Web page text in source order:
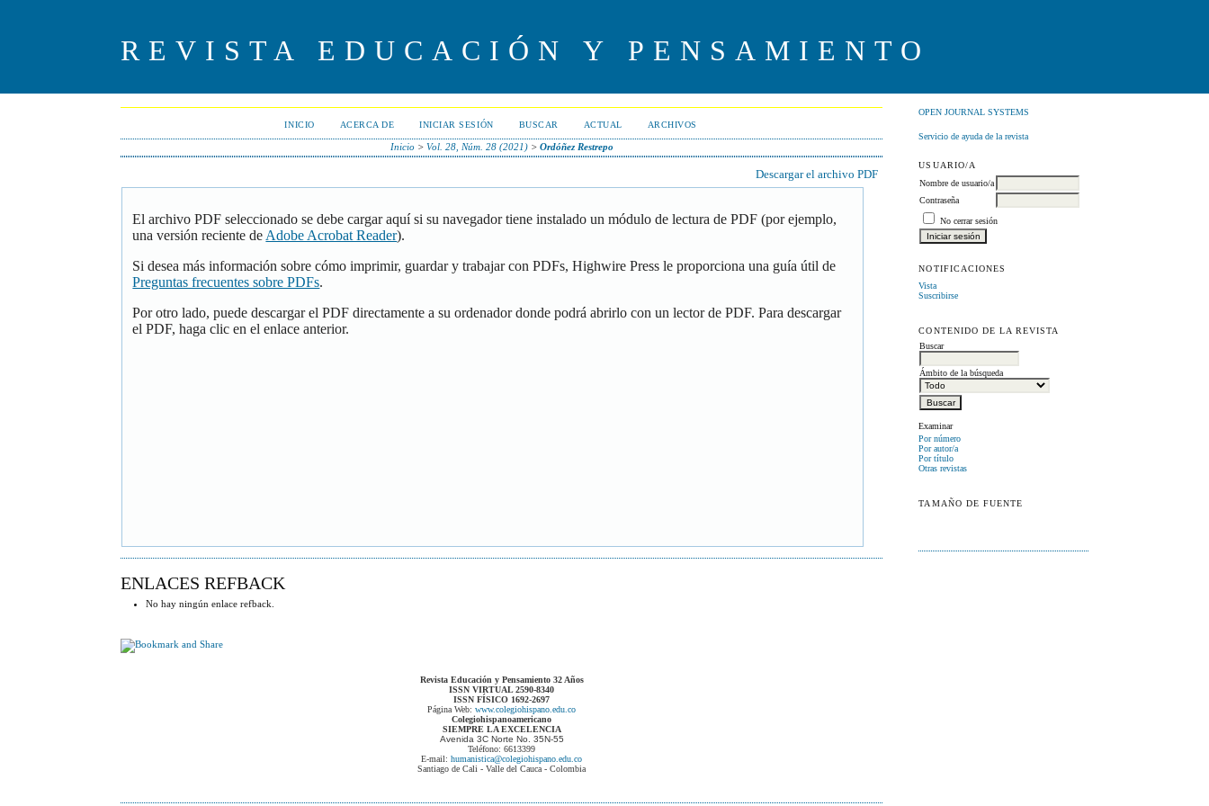
REVISTA EDUCACIÓN Y PENSAMIENTO
OPEN JOURNAL SYSTEMS
Servicio de ayuda de la revista
USUARIO/A
Nombre de usuario/a
Contraseña
No cerrar sesión
NOTIFICACIONES
Vista
Suscribirse
CONTENIDO DE LA REVISTA
Buscar
Ámbito de la búsqueda
Examinar
Por número
Por autor/a
Por título
Otras revistas
TAMAÑO DE FUENTE
INICIO ACERCA DE INICIAR SESIÓN BUSCAR ACTUAL ARCHIVOS
Inicio> Vol. 28, Núm. 28 (2021)> Ordóñez Restrepo
Descargar el archivo PDF
El archivo PDF seleccionado se debe cargar aquí si su navegador tiene instalado un módulo de lectura de PDF (por ejemplo,
una versión reciente de Adobe Acrobat Reader).
Si desea más información sobre cómo imprimir, guardar y trabajar con PDFs, Highwire Press le proporciona una guía útil de
Preguntas frecuentes sobre PDFs.
Por otro lado, puede descargar el PDF directamente a su ordenador donde podrá abrirlo con un lector de PDF. Para descargar
el PDF, haga clic en el enlace anterior.
ENLACES REFBACK
No hay ningún enlace refback.
Revista Educación y Pensamiento 32 Años
ISSN VIRTUAL 2590-8340
ISSN FÍSICO 1692-2697
Página Web:www.colegiohispano.edu.co
Colegiohispanoamericano
SIEMPRE LA EXCELENCIA
Avenida 3C Norte No. 35N-55
Teléfono: 6613399
E-mail:humanistica@colegiohispano.edu.co
Santiago de Cali - Valle del Cauca - Colombia